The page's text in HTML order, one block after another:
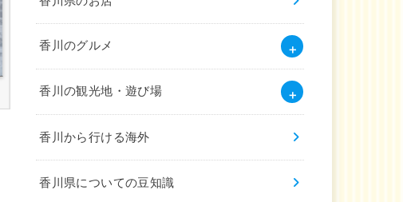
香川のグルメ
香川の観光地・遊び場
香川から行ける海外
香川県についての豆知識